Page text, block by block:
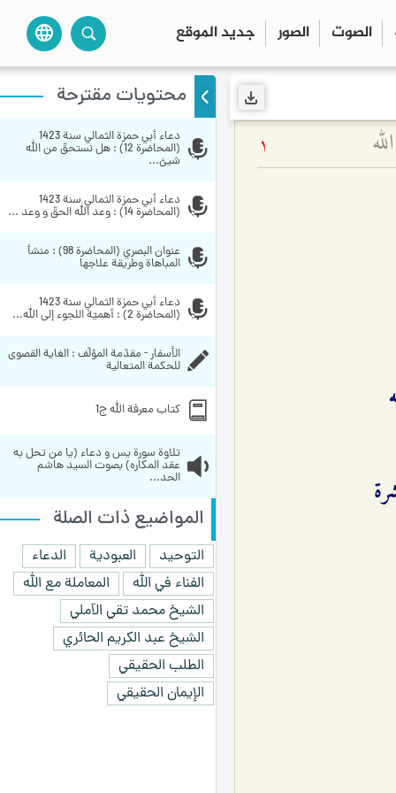
الصوت الصور جديد الموقع language
1
محتويات مقترحة
شيئ...
(المحاضرة 14) : وعد الله الحقّ و وعد ...
المباهاة وطريقة علاجها
(المحاضرة 2) : أهميّة اللجوء إلى الله...
للحكمة المتعالية
کتاب معرفة الله ج1
الحد...
المواضيع ذات الصلة
التوحيد العبودية
الدعاء
الفناء في الله
المعاملة مع الله
الشيخ محمد تقي الآملي
الشيخ عبد الكريم الحائري
الطلب الحقيقي
الإيمان الحقيقي